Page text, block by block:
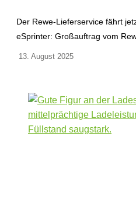
Der Rewe-Lieferservice fährt
eSprinter: Großauftrag vom
13. August 2025